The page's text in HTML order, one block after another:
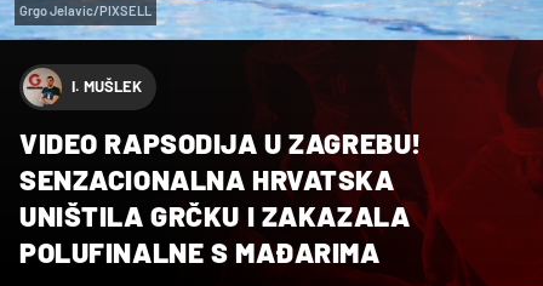
Grgo Jelavic/PIXSELL
I. MUŠLEK
VIDEO RAPSODIJA U ZAGREBU!
SENZACIONALNA HRVATSKA
UNIŠTILA GRČKU I ZAKAZALA
POLUFINALNE S MAĐARIMA